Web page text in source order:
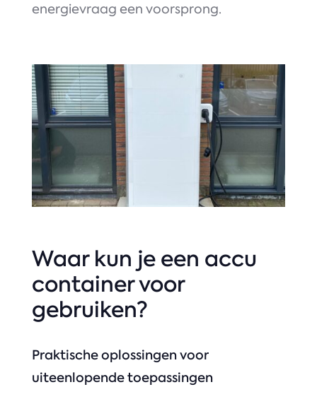
energievraag een voorsprong.
Waar kun je een accu
container voor
gebruiken?
Praktische oplossingen voor
uiteenlopende toepassingen